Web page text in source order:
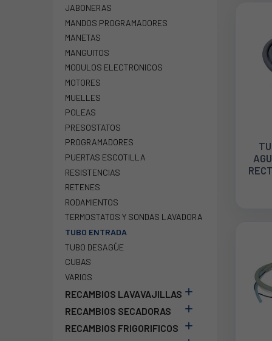
JABONERAS
MANDOS PROGRAMADORES
MANETAS
MANGUITOS
MODULOS ELECTRONICOS
MOTORES
MUELLES
POLEAS
PRESOSTATOS
PROGRAMADORES
PUERTAS ESCOTILLA
RESISTENCIAS
RETENES
RODAMIENTOS
TERMOSTATOS Y SONDAS LAVADORA
TUBO ENTRADA
TUBO DESAGÜE
CUBAS
VARIOS
RECAMBIOS LAVAVAJILLAS 
RECAMBIOS SECADORAS 
RECAMBIOS FRIGORIFICOS 